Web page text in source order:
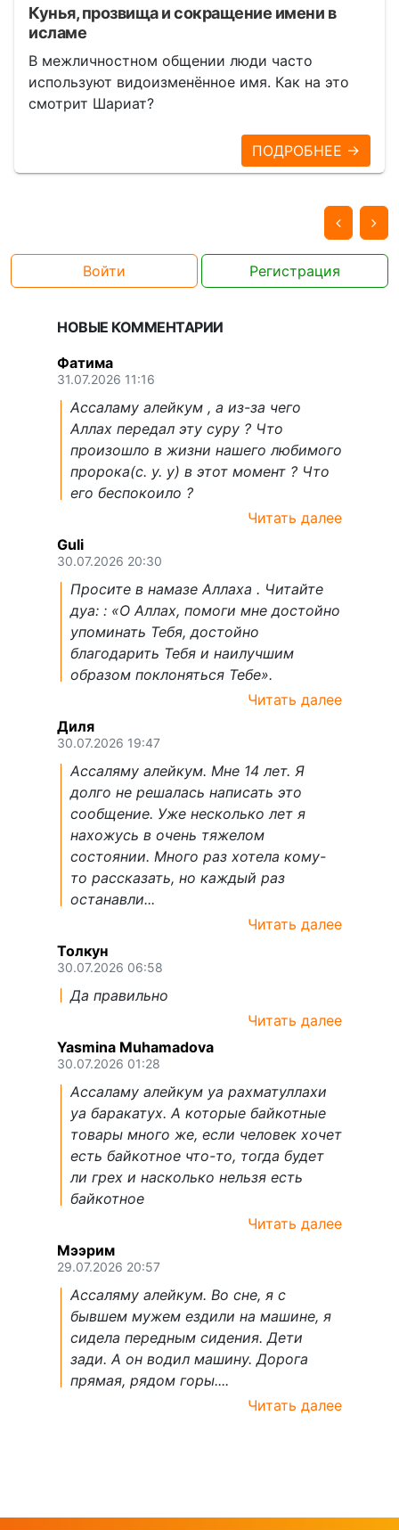
Кунья, прозвища и сокращение имени в
исламе
В межличностном общении люди часто
используют видоизменённое имя. Как на это
смотрит Шариат?
ПОДРОБНЕЕ →
Войти Регистрация
НОВЫЕ КОММЕНТАРИИ
Фатима
31.07.2026 11:16
Ассаламу алейкум , а из-за чего
Аллах передал эту суру ? Что
произошло в жизни нашего любимого
пророка(с. у. у) в этот момент ? Что
его беспокоило ?
Читать далее
Guli
30.07.2026 20:30
Просите в намазе Аллаха . Читайте
дуа: : «О Аллах, помоги мне достойно
упоминать Тебя, достойно
благодарить Тебя и наилучшим
образом поклоняться Тебе».
Читать далее
Диля
30.07.2026 19:47
Ассаляму алейкум. Мне 14 лет. Я
долго не решалась написать это
сообщение. Уже несколько лет я
нахожусь в очень тяжелом
состоянии. Много раз хотела кому-
то рассказать, но каждый раз
останавли...
Читать далее
Толкун
30.07.2026 06:58
Да правильно
Читать далее
Yasmina Muhamadova
30.07.2026 01:28
Ассаламу алейкум уа рахматуллахи
уа баракатух. А которые байкотные
товары много же, если человек хочет
есть байкотное что-то, тогда будет
ли грех и насколько нельзя есть
байкотное
Читать далее
Мээрим
29.07.2026 20:57
Ассаляму алейкум. Во сне, я с
бывшем мужем ездили на машине, я
сидела передным сидения. Дети
зади. А он водил машину. Дорога
прямая, рядом горы....
Читать далее